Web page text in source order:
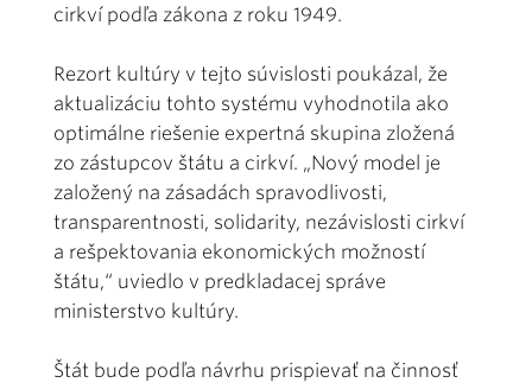
cirkví podľa zákona z roku 1949.
Rezort kultúry v tejto súvislosti poukázal, že
aktualizáciu tohto systému vyhodnotila ako
optimálne riešenie expertná skupina zložená
zo zástupcov štátu a cirkví. „Nový model je
založený na zásadách spravodlivosti,
transparentnosti, solidarity, nezávislosti cirkví
a rešpektovania ekonomických možností
štátu,“ uviedlo v predkladacej správe
ministerstvo kultúry.
Štát bude podľa návrhu prispievať na činnosť